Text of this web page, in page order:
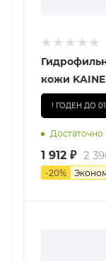
кожи
! ГОДЕН ДО
Достаточно
1 912 ₽ 2
-20%